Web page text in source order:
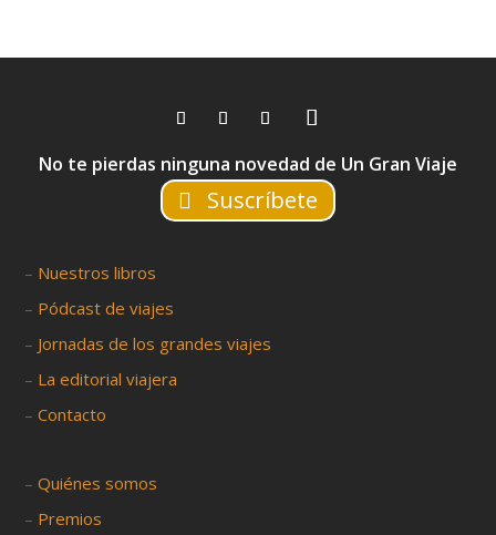
No te pierdas ninguna novedad de Un Gran Viaje
Suscríbete
– Nuestros libros
– Pódcast de viajes
– Jornadas de los grandes viajes
– La editorial viajera
–Contacto
–Quiénes somos
– Premios